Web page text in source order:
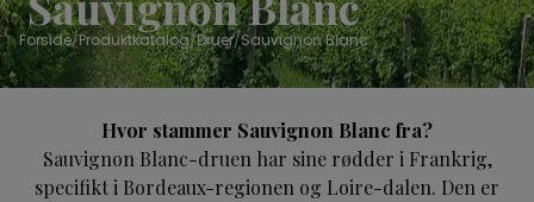
Forside/Produktkatalog/Druer/Sauvignon Blanc
Hvor stammer Sauvignon Blanc fra?
Sauvignon Blanc-druen har sine rødder i Frankrig,
specifikt i Bordeaux-regionen og Loire-dalen. Den er